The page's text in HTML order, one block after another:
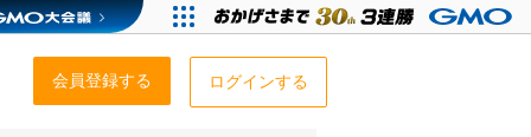
会員登録する ログインする